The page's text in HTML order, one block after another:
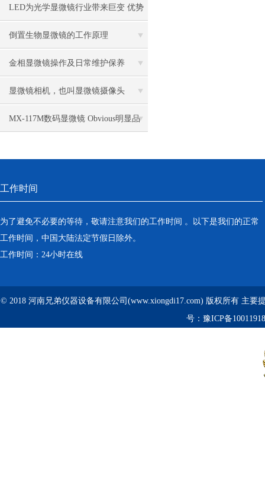
控制中的作用
LED为光学显微镜行业带来巨变 优势
比传统卤素更明显
倒置生物显微镜的工作原理
金相显微镜操作及日常维护保养
显微镜相机，也叫显微镜摄像头
MX-117M数码显微镜 Obvious明显品
工作时间
为了避免不必要的等待，敬请注意我们的工作时间 。以下是我们的正常
工作时间，中国大陆法定节假日除外。
工作时间：24小时在线
© 2018 河南兄弟仪器设备有限公司(www.xiongdi17.com) 版权所有 主要
号： 豫ICP备